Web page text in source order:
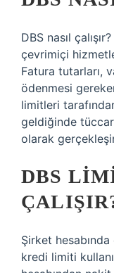
DBS nasıl
çevrimiçi
Fatura tutarları,
ödenmesi
limitleri
geldiğinde
olarak
DBS
Şirket
kredi limiti